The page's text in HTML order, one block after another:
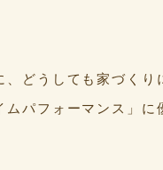
、どうしても家づく
パフォーマンス」に